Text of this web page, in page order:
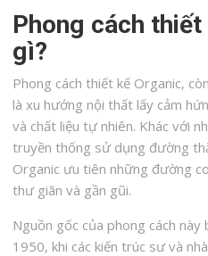
Phong cách
gì?
Phong cách thiết kế Organic,
là xu hướng nội thất lấy cảm
và chất liệu tự nhiên. Khác với
truyền thống sử dụng đường
Organic ưu tiên những đường
thư giãn và gần gũi.
Nguồn gốc của phong cách
1950, khi các kiến trúc sư và